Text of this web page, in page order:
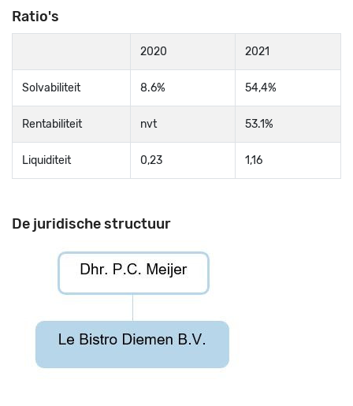
Ratio's
2020 2021
Solvabiliteit 8.6% 54,4%
Rentabiliteit nvt 53.1%
Liquiditeit 0,23 1,16
De juridische structuur